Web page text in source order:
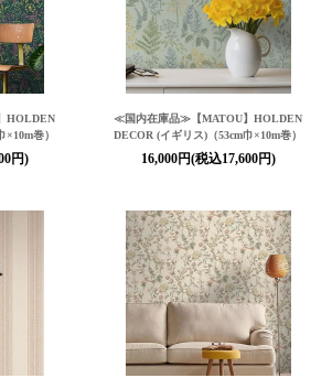
HOLDEN
×10m巻）
円)
≪国内在庫品≫【MATOU】HOLDEN
DECOR (イギリス)（53cm巾×10m巻）
16,000円(税込17,600円)